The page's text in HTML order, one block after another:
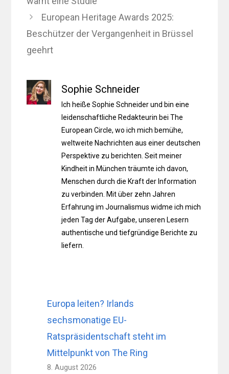
European Heritage Awards 2025:
Beschützer der Vergangenheit in Brüssel
geehrt
Sophie Schneider
Ich heiße Sophie Schneider und bin eine
leidenschaftliche Redakteurin bei The
European Circle, wo ich mich bemühe,
weltweite Nachrichten aus einer deutschen
Perspektive zu berichten. Seit meiner
Kindheit in München träumte ich davon,
Menschen durch die Kraft der Information
zu verbinden. Mit über zehn Jahren
Erfahrung im Journalismus widme ich mich
jeden Tag der Aufgabe, unseren Lesern
authentische und tiefgründige Berichte zu
liefern.
Europa leiten? Irlands
sechsmonatige EU-
Ratspräsidentschaft steht im
Mittelpunkt von The Ring
8. August 2026